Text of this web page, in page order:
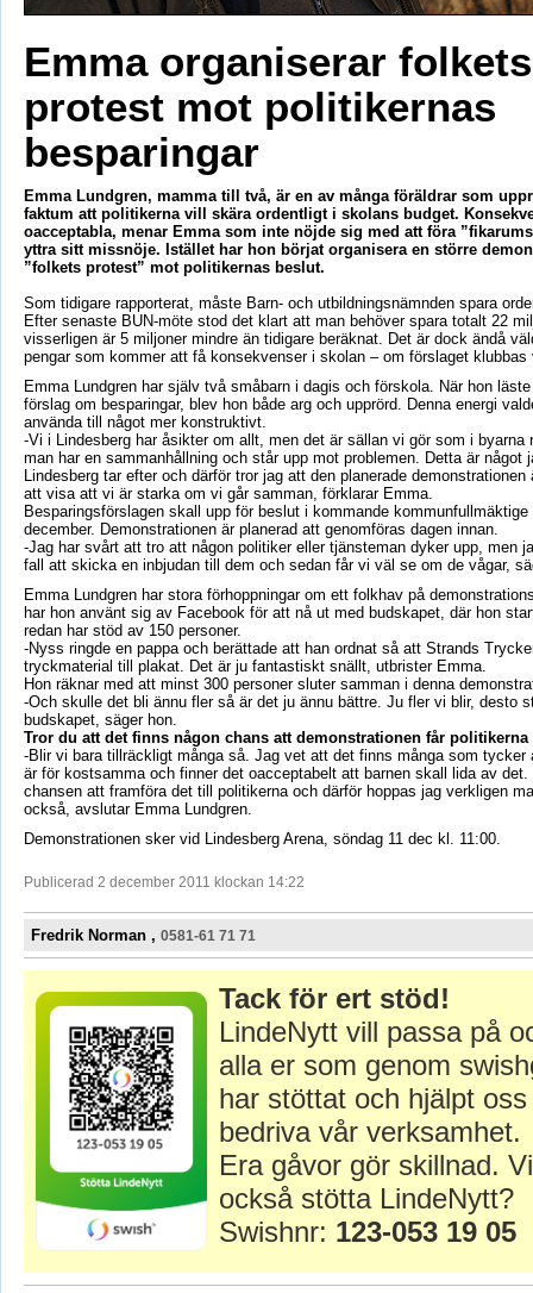
Emma organiserar folkets
protest mot politikernas
besparingar
Emma Lundgren, mamma till två, är en av många föräldrar som
faktum att politikerna vill skära ordentligt i skolans budget.
oacceptabla, menar Emma som inte nöjde sig med att föra
yttra sitt missnöje. Istället har hon börjat organisera en större
”folkets protest” mot politikernas beslut.
Som tidigare rapporterat, måste Barn- och utbildningsnämnden spara
Efter senaste BUN-möte stod det klart att man behöver spara totalt 22
visserligen är 5 miljoner mindre än tidigare beräknat. Det är dock ändå
pengar som kommer att få konsekvenser i skolan – om förslaget klubbas
Emma Lundgren har själv två småbarn i dagis och förskola. När hon
förslag om besparingar, blev hon både arg och upprörd. Denna energi
använda till något mer konstruktivt.
-Vi i Lindesberg har åsikter om allt, men det är sällan vi gör som i byarna
man har en sammanhållning och står upp mot problemen. Detta är något
Lindesberg tar efter och därför tror jag att den planerade
att visa att vi är starka om vi går samman, förklarar Emma.
Besparingsförslagen skall upp för beslut i kommande kommunfullmäktige
december. Demonstrationen är planerad att genomföras dagen innan.
-Jag har svårt att tro att någon politiker eller tjänsteman dyker upp, men
fall att skicka en inbjudan till dem och sedan får vi väl se om de vågar,
Emma Lundgren har stora förhoppningar om ett folkhav på
har hon använt sig av Facebook för att nå ut med budskapet, där hon
redan har stöd av 150 personer.
-Nyss ringde en pappa och berättade att han ordnat så att Strands
tryckmaterial till plakat. Det är ju fantastiskt snällt, utbrister Emma.
Hon räknar med att minst 300 personer sluter samman i denna
-Och skulle det bli ännu fler så är det ju ännu bättre. Ju fler vi blir, desto
budskapet, säger hon.
Tror du att det finns någon chans att demonstrationen får politikerna
-Blir vi bara tillräckligt många så. Jag vet att det finns många som tycker
är för kostsamma och finner det oacceptabelt att barnen skall lida av det.
chansen att framföra det till politikerna och därför hoppas jag verkligen
också, avslutar Emma Lundgren.
Demonstrationen sker vid Lindesberg Arena, söndag 11 dec kl. 11:00.
Publicerad 2 december 2011 klockan 14:22
Fredrik Norman , 0581-61 71 71
Tack för ert stöd!
LindeNytt vill passa på
alla er som genom
har stöttat och hjälpt
bedriva vår verksamhet.
Era gåvor gör skillnad.
också stötta LindeNytt?
Swishnr: 123-053 19 05